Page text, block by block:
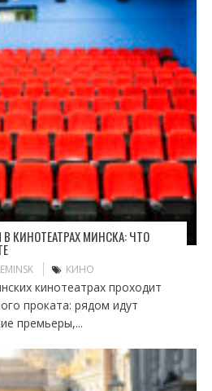
КИНОТЕАТРАХ МИНСКА: ЧТО
КИНО
кинотеатрах проходит
проката: рядом идут
премьеры,...